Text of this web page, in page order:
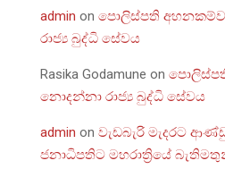
admin on පොලිස්පති
රාජ්‍ය බුද්ධි සේවය
Rasika Godamune on
නොදන්නා රාජ්‍ය බුද්ධි සේවය
admin on වැඩබැරි මැදරට
ජනාධිපතිට මහරාත්‍රියේ